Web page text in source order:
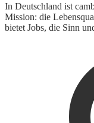
In Deutschland ist
Mission: die
bietet Jobs, die Sinn